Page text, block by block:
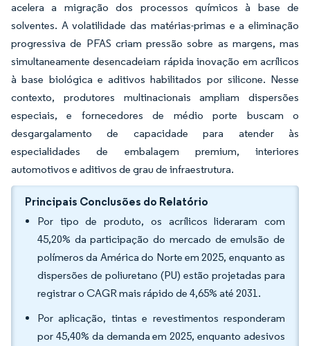
acelera a migração dos processos químicos à base de
solventes. A volatilidade das matérias-primas e a eliminação
progressiva de PFAS criam pressão sobre as margens, mas
simultaneamente desencadeiam rápida inovação em acrílicos
à base biológica e aditivos habilitados por silicone. Nesse
contexto, produtores multinacionais ampliam dispersões
especiais, e fornecedores de médio porte buscam o
desgargalamento de capacidade para atender às
especialidades de embalagem premium, interiores
automotivos e aditivos de grau de infraestrutura.
Principais Conclusões do Relatório
Por tipo de produto, os acrílicos lideraram com
45,20% da participação do mercado de emulsão de
polímeros da América do Norte em 2025, enquanto as
dispersões de poliuretano (PU) estão projetadas para
registrar o CAGR mais rápido de 4,65% até 2031.
Por aplicação, tintas e revestimentos responderam
por 45,40% da demanda em 2025, enquanto adesivos